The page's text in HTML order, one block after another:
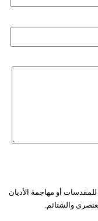
أو مهاجمة الأديان
والشتائم.